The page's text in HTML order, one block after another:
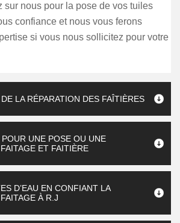
sur nous pour la pose de vos tuiles
confiance et nous vous ferons
si vous nous sollicitez pour votre
LA RÉPARATION DES FAÎTIÈRES
UNE POSE OU UNE
ET FAITIÈRE
D’EAU EN CONFIANT LA
À R.J